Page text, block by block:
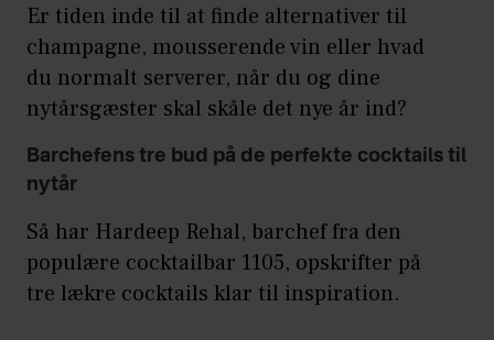
Er tiden inde til at finde alternativer til
champagne, mousserende vin eller hvad
du normalt serverer, når du og dine
nytårsgæster skal skåle det nye år ind?
Barchefens tre bud på de perfekte cocktails til
nytår
Så har Hardeep Rehal, barchef fra den
populære cocktailbar 1105, opskrifter på
tre lækre cocktails klar til inspiration.